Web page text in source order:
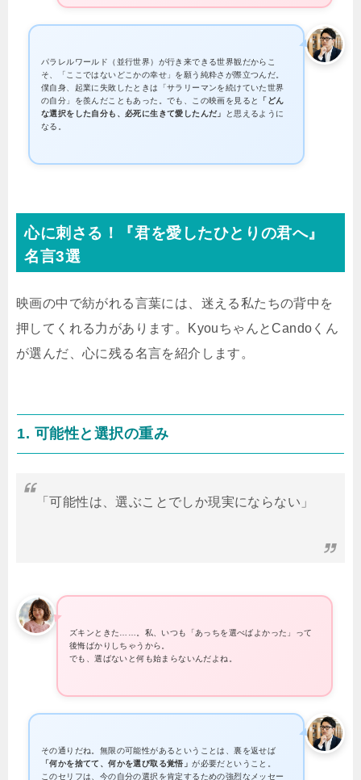
パラレルワールド（並行世界）が行き来できる世界観だからこ
そ、「ここではないどこかの幸せ」を願う純粋さが際立つんだ。
僕自身、起業に失敗したときは「サラリーマンを続けていた世界
の自分」を羨んだこともあった。でも、この映画を見ると
「どん
な選択をした自分も、必死に生きて愛したんだ」
と思えるように
なる。
心に刺さる！『君を愛したひとりの君へ』
名言3選
映画の中で紡がれる言葉には、迷える私たちの背中を
押してくれる力があります。KyouちゃんとCandoくん
が選んだ、心に残る名言を紹介します。
1. 可能性と選択の重み
「可能性は、選ぶことでしか現実にならない」
ズキンときた……。私、いつも「あっちを選べばよかった」って
後悔ばかりしちゃうから。
でも、選ばないと何も始まらないんだよね。
その通りだね。無限の可能性があるということは、裏を返せば
「何かを捨てて、何かを選び取る覚悟」が必要だということ。
このセリフは、今の自分の選択を肯定するための強烈なメッセー